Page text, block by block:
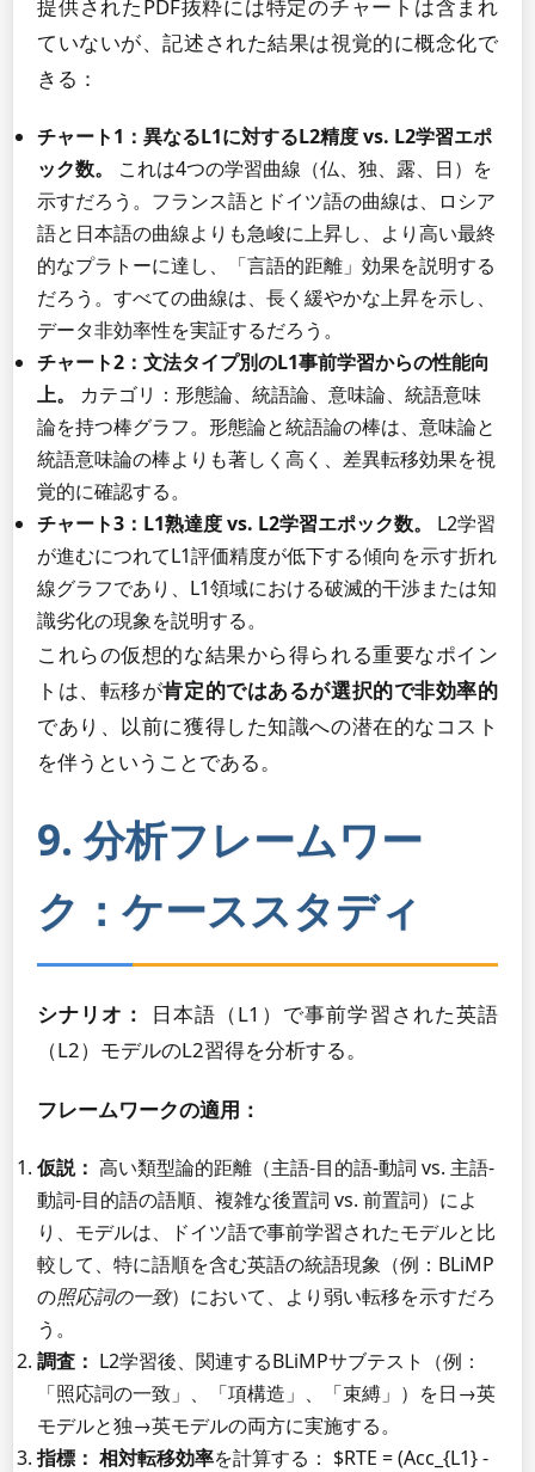
提供されたPDF抜粋には特定のチャートは含まれ
ていないが、記述された結果は視覚的に概念化で
きる：
チャート1：異なるL1に対するL2精度 vs. L2学習エポ
ック数。
これは4つの学習曲線（仏、独、露、日）を
示すだろう。フランス語とドイツ語の曲線は、ロシア
語と日本語の曲線よりも急峻に上昇し、より高い最終
的なプラトーに達し、「言語的距離」効果を説明する
だろう。すべての曲線は、長く緩やかな上昇を示し、
データ非効率性を実証するだろう。
チャート2：文法タイプ別のL1事前学習からの性能向
上。
カテゴリ：形態論、統語論、意味論、統語意味
論を持つ棒グラフ。形態論と統語論の棒は、意味論と
統語意味論の棒よりも著しく高く、差異転移効果を視
覚的に確認する。
チャート3：L1熟達度 vs. L2学習エポック数。
L2学習
が進むにつれてL1評価精度が低下する傾向を示す折れ
線グラフであり、L1領域における破滅的干渉または知
識劣化の現象を説明する。
これらの仮想的な結果から得られる重要なポイン
トは、転移が肯定的ではあるが選択的で非効率的
であり、以前に獲得した知識への潜在的なコスト
を伴うということである。
9. 分析フレームワー
ク：ケーススタディ
シナリオ：
日本語（L1）で事前学習された英語
（L2）モデルのL2習得を分析する。
フレームワークの適用：
仮説： 高い類型論的距離（主語-目的語-動詞 vs. 主語-
動詞-目的語の語順、複雑な後置詞 vs. 前置詞）によ
り、モデルは、ドイツ語で事前学習されたモデルと比
較して、特に語順を含む英語の統語現象（例：BLiMP
の照応詞の一致）において、より弱い転移を示すだろ
う。
調査： L2学習後、関連するBLiMPサブテスト（例：
「照応詞の一致」、「項構造」、「束縛」）を日→英
モデルと独→英モデルの両方に実施する。
指標： 相対転移効率を計算する： $RTE = (Acc_{L1} -